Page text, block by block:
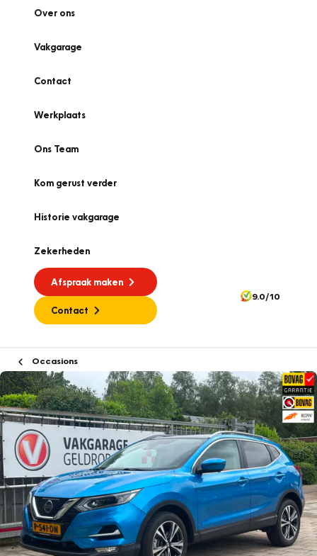
Over ons
Vakgarage
Contact
Werkplaats
Ons Team
Kom gerust verder
Historie vakgarage
Zekerheden
Afspraak maken
Contact
9.0/10
Occasions